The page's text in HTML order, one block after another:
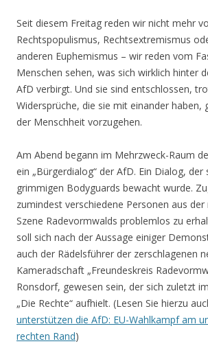
Seit diesem Freitag reden wir nicht mehr
Rechtspopulismus, Rechtsextremismus
anderen Euphemismus – wir reden vom
Menschen sehen, was sich wirklich hinter
AfD verbirgt. Und sie sind entschlossen,
Widersprüche, die sie mit einander haben,
der Menschheit vorzugehen.
Am Abend begann im Mehrzweck-Raum
ein „Bürgerdialog“ der AfD. Ein Dialog, der
grimmigen Bodyguards bewacht wurde.
zumindest verschiedene Personen aus
Szene Radevormwalds problemlos zu
soll sich nach der Aussage einiger
auch der Rädelsführer der zerschlagenen
Kameradschaft „Freundeskreis
Ronsdorf, gewesen sein, der sich zuletzt
„Die Rechte“ aufhielt. (Lesen Sie hierzu
unterstützen die AfD: EU-Wahlkampf am
rechten Rand)